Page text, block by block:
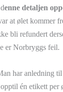
enne detaljen
at ølet kommer
bli refundert
er Norbryggs feil.
har anledning
én etikett per